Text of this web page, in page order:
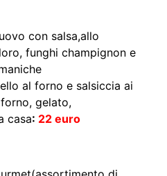
con salsa,allo
funghi champignon e
al forno e salsiccia ai
gelato,
casa: 22 euro